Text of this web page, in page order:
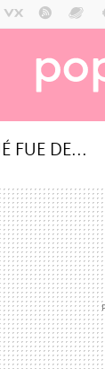
FUE DE...